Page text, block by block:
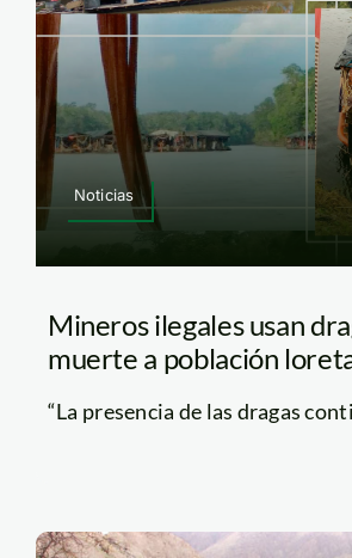
Noticias
Mineros ilegales usan
muerte a población
“La presencia de las dragas